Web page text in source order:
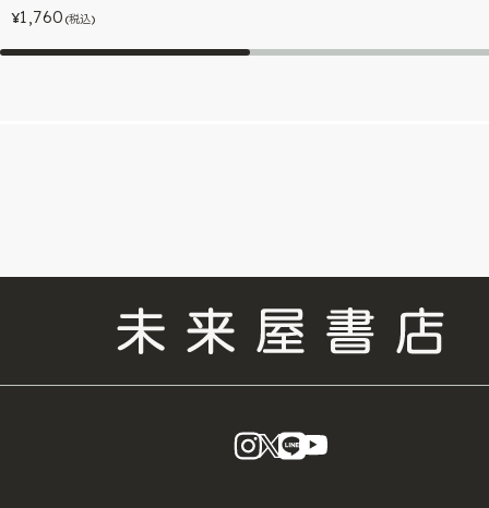
¥1,760 (税込)
instagram
X LINE